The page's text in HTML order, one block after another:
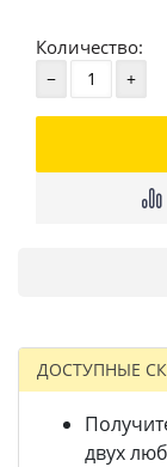
Количество:
ДОСТУПНЫЕ
двух